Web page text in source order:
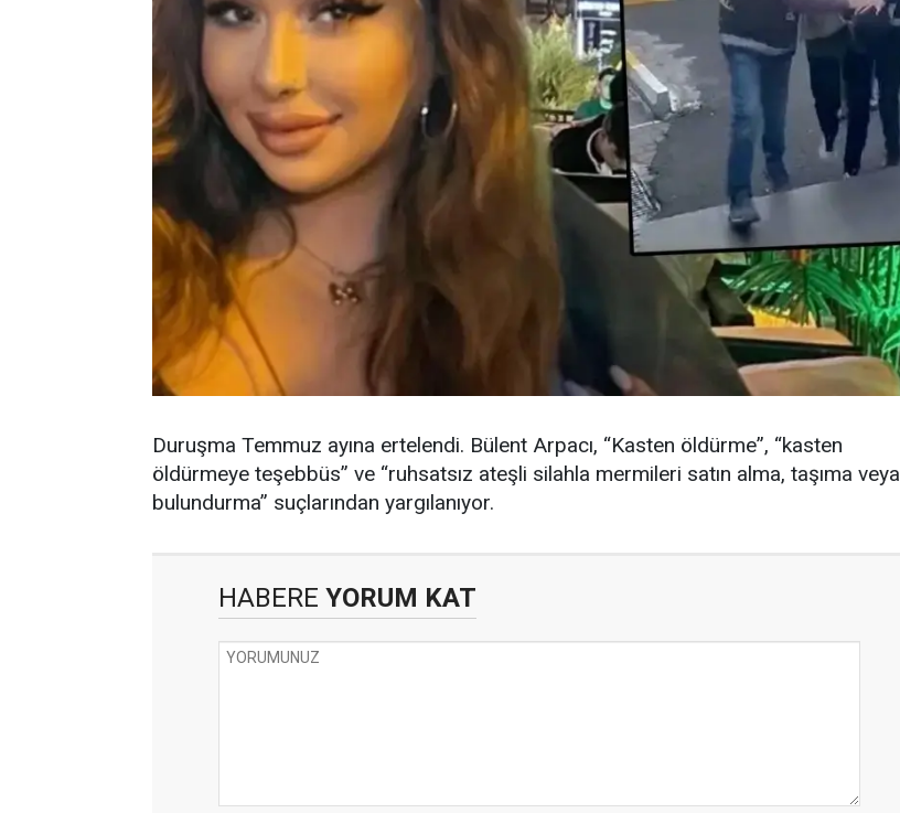
Duruşma Temmuz ayına ertelendi. Bülent Arpacı, “Kasten öldürme”, “kasten
öldürmeye teşebbüs” ve “ruhsatsız ateşli silahla mermileri satın alma, taşıma veya
bulundurma” suçlarından yargılanıyor.
HABERE YORUM KAT